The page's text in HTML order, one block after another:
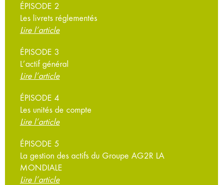
ÉPISODE 2
Les livrets réglementés
Lire l’article
ÉPISODE 3
L’actif général
Lire l’article
ÉPISODE 4
Les unités de compte
Lire l’article
ÉPISODE 5
La gestion des actifs du Groupe AG2R LA
MONDIALE
Lire l’article